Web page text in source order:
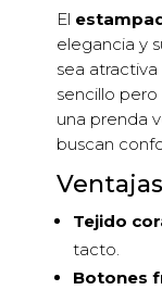
El
elegancia y
sea
sencillo
una prenda
buscan
Tejido
tacto.
Botones